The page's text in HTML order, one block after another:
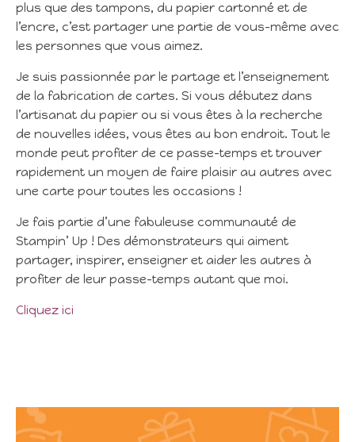
plus que des tampons, du papier cartonné et de
l’encre, c’est partager une partie de vous-même avec
les personnes que vous aimez.
Je suis passionnée par le partage et l’enseignement
de la fabrication de cartes. Si vous débutez dans
l’artisanat du papier ou si vous êtes à la recherche
de nouvelles idées, vous êtes au bon endroit. Tout le
monde peut profiter de ce passe-temps et trouver
rapidement un moyen de faire plaisir au autres avec
une carte pour toutes les occasions !
Je fais partie d’une fabuleuse communauté de
Stampin’ Up ! Des démonstrateurs qui aiment
partager, inspirer, enseigner et aider les autres à
profiter de leur passe-temps autant que moi.
Cliquez ici